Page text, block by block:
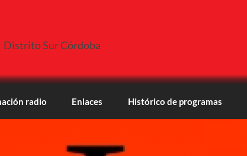
Distrito Sur Córdoba
radio Enlaces Histórico de programas